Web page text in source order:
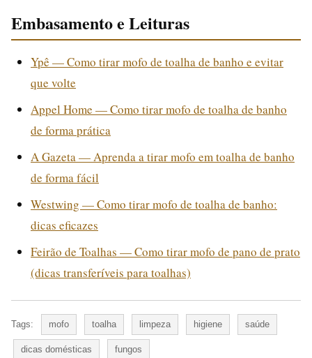
Embasamento e Leituras
Ypê — Como tirar mofo de toalha de banho e evitar
que volte
Appel Home — Como tirar mofo de toalha de banho
de forma prática
A Gazeta — Aprenda a tirar mofo em toalha de banho
de forma fácil
Westwing — Como tirar mofo de toalha de banho:
dicas eficazes
Feirão de Toalhas — Como tirar mofo de pano de prato
(dicas transferíveis para toalhas)
Tags: mofo toalha limpeza higiene saúde
dicas domésticas fungos